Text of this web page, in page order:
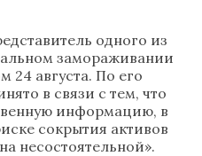
одного из
замораживании
24 августа. По его
в связи с тем, что
информацию, в
сокрытия активов
несостоятельной».